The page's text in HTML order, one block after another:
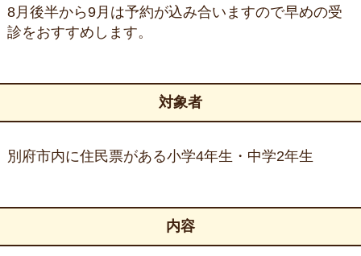
8月後半から9月は予約が込み合いますので早めの受
診をおすすめします。
対象者
別府市内に住民票がある小学4年生・中学2年生
内容